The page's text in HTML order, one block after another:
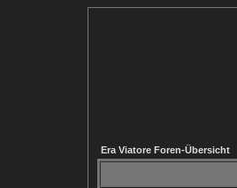
Era Viatore Foren-Übersicht